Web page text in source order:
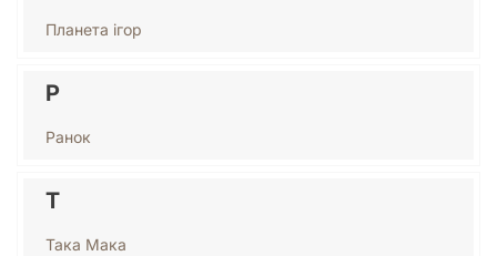
Планета ігор
Р
Ранок
Т
Така Мака